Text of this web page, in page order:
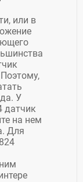
или в
У
датчик
на нем
Для